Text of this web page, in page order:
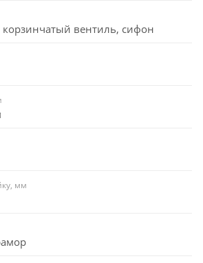
корзинчатый вентиль, сифон
мм